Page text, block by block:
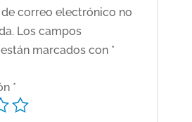
correo electrónico no
Los campos
marcados con *
*